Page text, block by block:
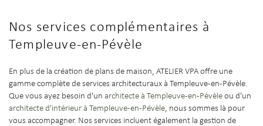
Nos services complémentaires à
Templeuve-en-Pévèle
En plus de la création de plans de maison, ATELIER VPA offre une
gamme complète de services architecturaux à Templeuve-en-Pévèle.
Que vous ayez besoin d'un architecte à Templeuve-en-Pévèleou d'un
architecte d'intérieur à Templeuve-en-Pévèle, nous sommes là pour
vous accompagner. Nos services incluent également la gestion de